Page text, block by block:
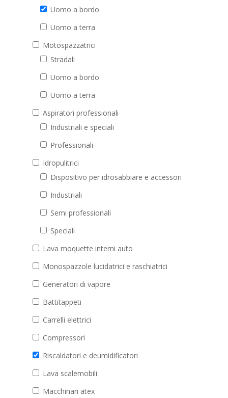
Uomo a bordo
Uomo a terra
Motospazzatrici
Stradali
Uomo a bordo
Uomo a terra
Aspiratori professionali
Industriali e speciali
Professionali
Idropulitrici
Dispositivo per idrosabbiare e accessori
Industriali
Semi professionali
Speciali
Lava moquette interni auto
Monospazzole lucidatrici e raschiatrici
Generatori di vapore
Battitappeti
Carrelli elettrici
Compressori
Riscaldatori e deumidificatori
Lava scalemobili
Macchinari atex